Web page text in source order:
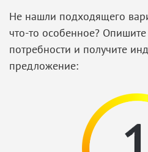
Не нашли подходящего
что-то особенное?
потребности и получите
предложение: